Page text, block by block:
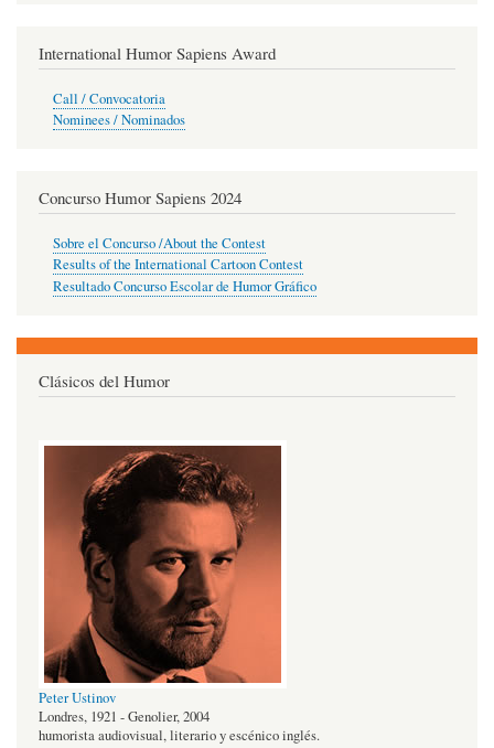
International Humor Sapiens Award
Call / Convocatoria
Nominees / Nominados
Concurso Humor Sapiens 2024
Sobre el Concurso /About the Contest
Results of the International Cartoon Contest
Resultado Concurso Escolar de Humor Gráfico
Clásicos del Humor
Peter Ustinov
Londres, 1921 - Genolier, 2004
humorista audiovisual, literario y escénico inglés.